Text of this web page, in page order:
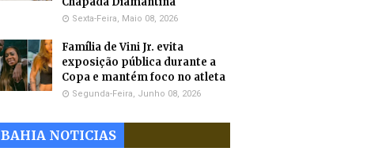
Sexta-Feira, Maio 08, 2026
Família de Vini Jr. evita
exposição pública durante a
Copa e mantém foco no atleta
Segunda-Feira, Junho 08, 2026
BAHIA NOTICIAS